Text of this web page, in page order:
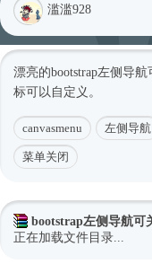
滥滥928
漂亮的bootstrap左侧导
标可以自定义。
canvasmenu 左侧导航
菜单关闭
bootstrap左侧导航可
正在加载文件目录...